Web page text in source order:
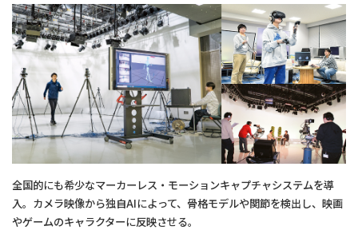
全国的にも希少なマーカーレス・モーションキャプチャシステムを導
入。カメラ映像から独自AIによって、骨格モデルや関節を検出し、映画
やゲームのキャラクターに反映させる。